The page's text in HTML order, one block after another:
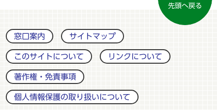
先頭へ戻る
窓口案内 サイトマップ
このサイトについて リンクについて
著作権・免責事項
個人情報保護の取り扱いについて